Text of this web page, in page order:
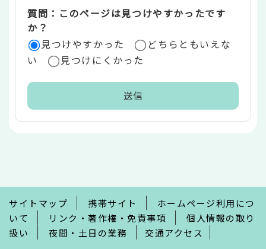
質問：このページは見つけやすかったです
か？
見つけやすかった
どちらともいえな
い
見つけにくかった
で
サイトマップ 携帯サイト
ホームページ利用につ
いて
リンク・著作権・免責事項
個人情報の取り
扱い
夜間・土日の業務 交通アクセス